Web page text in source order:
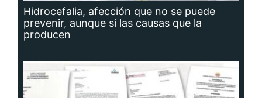
Hidrocefalia, afección que no se puede
prevenir, aunque sí las causas que la
producen